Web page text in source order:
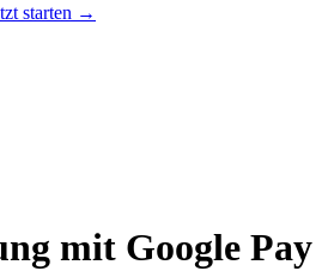
starten →
mit Google Pay